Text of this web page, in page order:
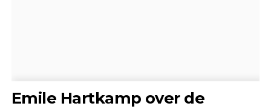
Emile Hartkamp over de